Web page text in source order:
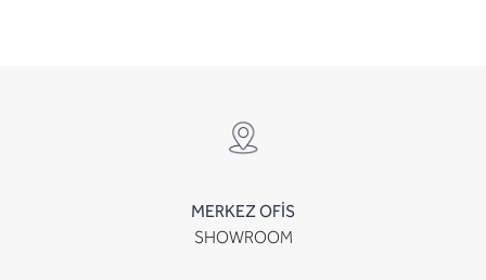
MERKEZ OFİS
SHOWROOM